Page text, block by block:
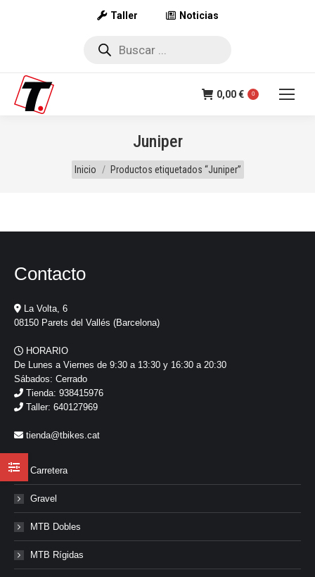
Taller Noticias
Búsqueda
0,00€ 0
Juniper
Estás aquí:
Inicio Productos etiquetados “Juniper”
Contacto
La Volta, 6
08150 Parets del Vallés (Barcelona)
HORARIO
De Lunes a Viernes de 9:30 a 13:30 y 16:30 a 20:30
Sábados: Cerrado
Tienda: 938415976
Taller: 640127969
tienda@tbikes.cat
Carretera
Gravel
MTB Dobles
MTB Rígidas